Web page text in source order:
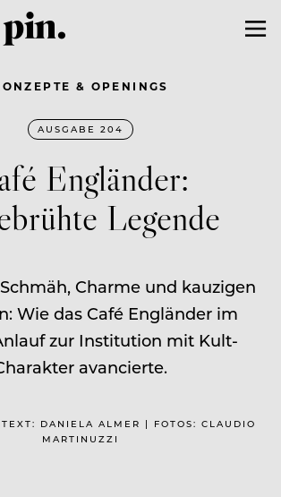
& OPENINGS
AUSGABE 204
Engländer:
Legende
Charme und kauzigen
Wie das Café Engländer im
zur Institution mit Kult-
avancierte.
DANIELA ALMER | FOTOS: CLAUDIO
MARTINUZZI